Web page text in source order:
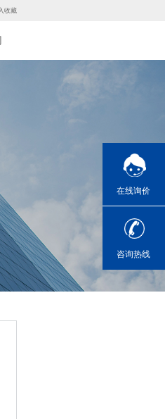
收藏
在线询价
咨询热线